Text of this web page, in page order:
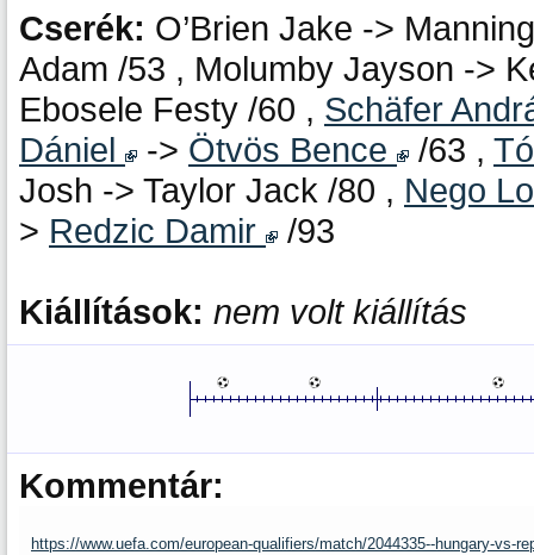
Cserék: O’Brien Jake ->
Adam /53 , Molumby Jayson ->
Ebosele Festy /60 , Schäfer
Dániel
-> Ötvös Bence /63 ,
Josh -> Taylor Jack /80 , Nego
> Redzic Damir /93
Kiállítások: nem volt kiállítás
Kommentár:
https://www.uefa.com/european-qualifiers/match/2044335--hungary-vs-